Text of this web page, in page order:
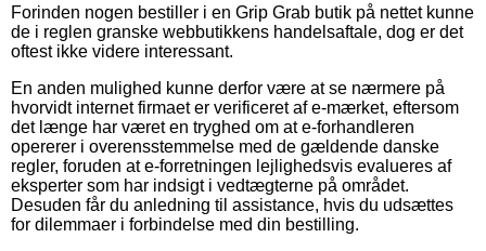
Forinden nogen bestiller i en Grip Grab butik på nettet kunne
de i reglen granske webbutikkens handelsaftale, dog er det
oftest ikke videre interessant.
En anden mulighed kunne derfor være at se nærmere på
hvorvidt internet firmaet er verificeret af e-mærket, eftersom
det længe har været en tryghed om at e-forhandleren
opererer i overensstemmelse med de gældende danske
regler, foruden at e-forretningen lejlighedsvis evalueres af
eksperter som har indsigt i vedtægterne på området.
Desuden får du anledning til assistance, hvis du udsættes
for dilemmaer i forbindelse med din bestilling.